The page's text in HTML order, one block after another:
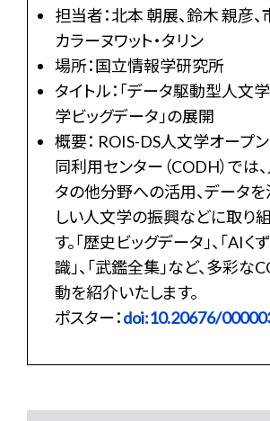
担当者：北本 朝展、鈴木 親彦、
カラーヌワット・タリン
場所：国立情報学研究所
タイトル：「データ駆動型人文学
学ビッグデータ」の展開
概要： ROIS-DS人文学オープ
同利用センター（CODH）では
タの他分野への活用、データ
しい人文学の振興などに取り
す。「歴史ビッグデータ」、「AIく
識」、「武鑑全集」など、多彩な
動を紹介いたします。
ポスター：doi:10.20676/